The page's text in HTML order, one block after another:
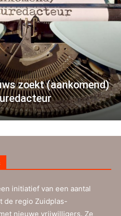
zoekt (aankomend)
initiatief van een aantal
de regio Zuidplas-
nieuwe vrijwilligers. Ze